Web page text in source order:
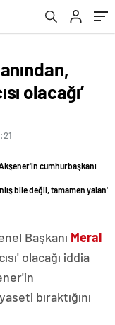
olacağı’
cumhurbaşkanı
bile değil, tamamen yalan'
Başkanı Meral
olacağı iddia
bıraktığını